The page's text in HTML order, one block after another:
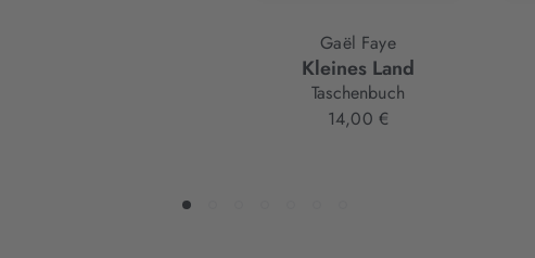
Gaël Faye
Kleines Land
Taschenbuch
14,00 €